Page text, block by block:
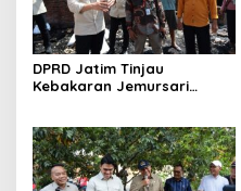
DPRD Jatim Tinjau
Kebakaran Jemursari
Tempat Tinggal